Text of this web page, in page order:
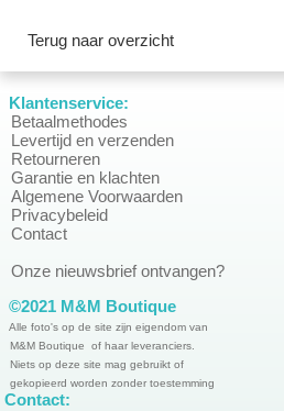
Terug naar overzicht
Klantenservice:
Betaalmethodes
Levertijd en verzenden
Retourneren
Garantie en klachten
Algemene Voorwaarden
Privacybeleid
Contact
Onze nieuwsbrief ontvangen?
©2021 M&M Boutique
Alle foto's op de site zijn eigendom van
M&M Boutique of haar leveranciers.
Niets op deze site mag gebruikt of
gekopieerd worden zonder toestemming
Contact: